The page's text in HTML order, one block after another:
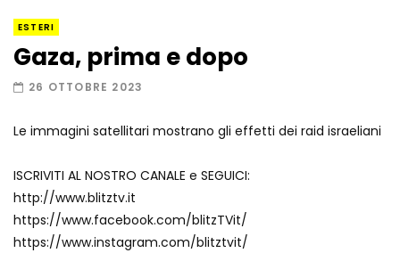
Record di baci in 30 secondi
ESTERI
Gaza, prima e dopo
26 OTTOBRE 2023
Le immagini satellitari mostrano gli effetti dei raid israeliani
ISCRIVITI AL NOSTRO CANALE e SEGUICI:
http://www.blitztv.it
https://www.facebook.com/blitzTVit/
https://www.instagram.com/blitztvit/